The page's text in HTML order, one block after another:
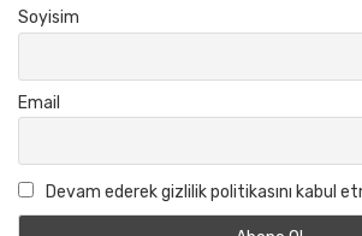
Soyisim
Email
Devam ederek gizlilik politikasını kabul